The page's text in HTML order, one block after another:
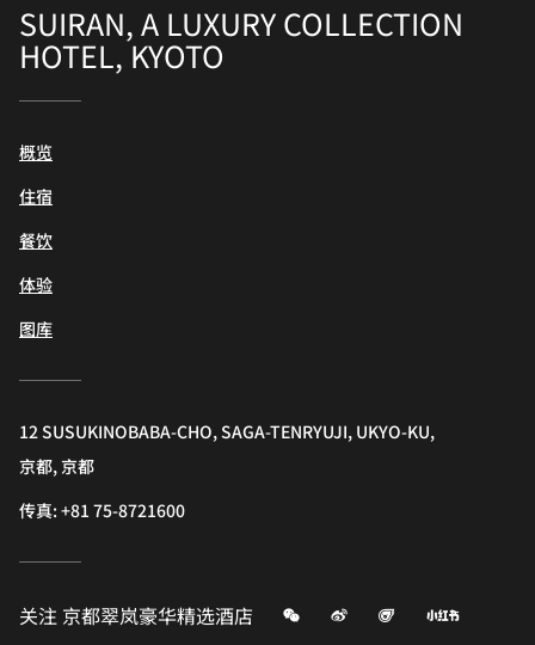
SUIRAN, A LUXURY COLLECTION
HOTEL, KYOTO
概览
住宿
餐饮
体验
图库
12 SUSUKINOBABA-CHO, SAGA-TENRYUJI, UKYO-KU,
京都, 京都
传真:+81 75-8721600
关注 京都翠岚豪华精选酒店 微信 微博 飞猪 小红书